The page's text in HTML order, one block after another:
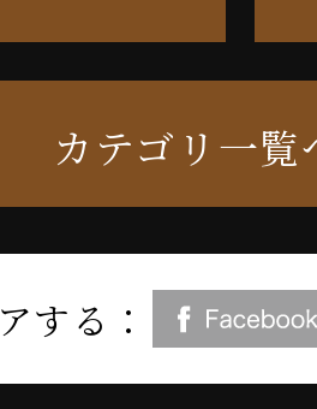
カテゴリ一覧
する：